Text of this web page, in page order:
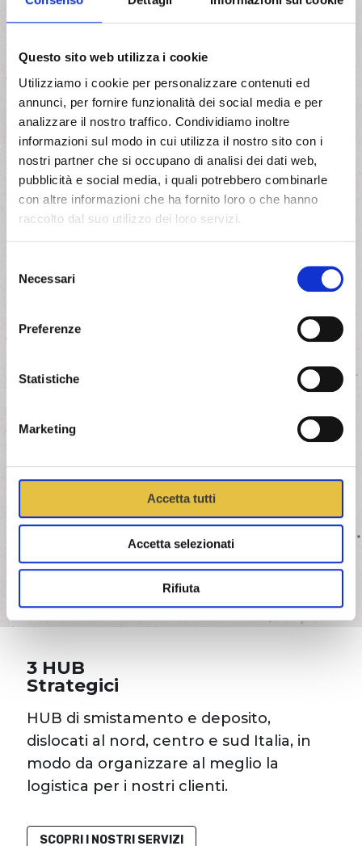
Questo sito web utilizza i cookie
Utilizziamo i cookie per personalizzare contenuti ed
annunci, per fornire funzionalità dei social media e per
analizzare il nostro traffico. Condividiamo inoltre
informazioni sul modo in cui utilizza il nostro sito con i
nostri partner che si occupano di analisi dei dati web,
pubblicità e social media, i quali potrebbero combinarle
con altre informazioni che ha fornito loro o che hanno
raccolto dal suo utilizzo dei loro servizi.
delNecessari
Preferenze
Statistiche
Marketing
Accetta tutti
Accetta selezionati
Rifiuta
+10
Anni di esperienza
16MLN
di fatturato nel 2025
90MLN
+1000
Drivers
3 HUB
Strategici
HUB di smistamento e deposito,
dislocati al nord, centro e sud Italia, in
modo da organizzare al meglio la
logistica per i nostri clienti.
SCOPRI I NOSTRI SERVIZI